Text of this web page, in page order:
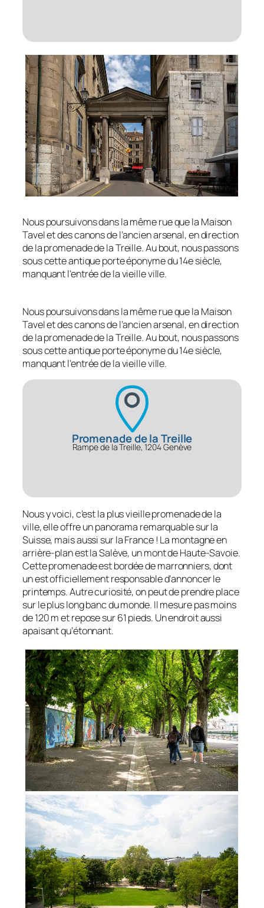
Nous poursuivons dans la même rue que la Maison
Tavel et des canons de l’ancien arsenal, en direction
de la promenade de la Treille. Au bout, nous passons
sous cette antique porte éponyme du 14e siècle,
manquant l’entrée de la vieille ville.
Nous poursuivons dans la même rue que la Maison
Tavel et des canons de l’ancien arsenal, en direction
de la promenade de la Treille. Au bout, nous passons
sous cette antique porte éponyme du 14e siècle,
manquant l’entrée de la vieille ville.
Promenade de la Treille
Rampe de la Treille, 1204 Genève
Nous y voici, c’est la plus vieille promenade de la
ville, elle offre un panorama remarquable sur la
Suisse, mais aussi sur la France ! La montagne en
arrière-plan est la Salève, un mont de Haute-Savoie.
Cette promenade est bordée de marronniers, dont
un est officiellement responsable d’annoncer le
printemps. Autre curiosité, on peut de prendre place
sur le plus long banc du monde. Il mesure pas moins
de 120 m et repose sur 61 pieds. Un endroit aussi
apaisant qu’étonnant.